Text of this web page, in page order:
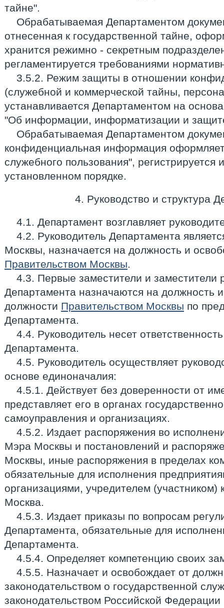
тайне".
Обрабатываемая Департаментом
отнесенная к государственной тайне,
хранится режимно - секретным
регламентируется требованиями
3.5.2. Режим защиты в отношении
(служебной и коммерческой тайны,
устанавливается Департаментом на
"Об информации, информатизации и
Обрабатываемая Департаментом
конфиденциальная информация
служебного пользования", регистрируется
установленном порядке.
4. Руководство и структура
4.1. Департамент возглавляет
4.2. Руководитель Департамента
Москвы, назначается на должность и
Правительством Москвы.
4.3. Первые заместители и заместители
Департамента назначаются на должность
должности Правительством Москвы по
Департамента.
4.4. Руководитель несет
Департамента.
4.5. Руководитель осуществляет
основе единоначалия:
4.5.1. Действует без доверенности от
представляет его в органах
самоуправления и организациях.
4.5.2. Издает распоряжения во
Мэра Москвы и постановлений и
Москвы, иные распоряжения в пределах
обязательные для исполнения
организациями, учредителем (участником)
Москва.
4.5.3. Издает приказы по вопросам
Департамента, обязательные для
Департамента.
4.5.4. Определяет компетенцию своих
4.5.5. Назначает и освобождает от
законодательством о государственной
законодательством Российской Федерации